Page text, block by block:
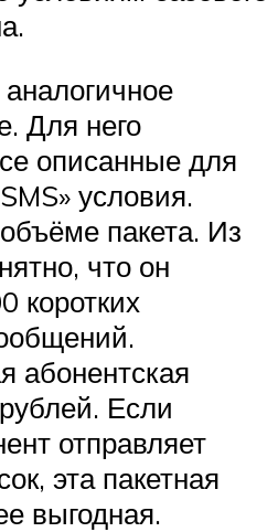
Для него
описанные для
условия.
пакета. Из
что он
коротких
абонентская
Если
отправляет
эта пакетная
выгодная.